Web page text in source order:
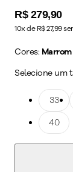
Price:
R$ 279,90
10x de R$ 27,99
Cores: Marrom
Selecione um
Tamanho: 33
33
Tamanho: 40
40